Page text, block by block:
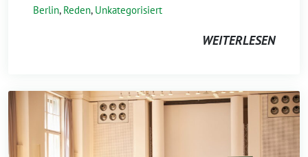
Berlin, Reden, Unkategorisiert
WEITERLESEN